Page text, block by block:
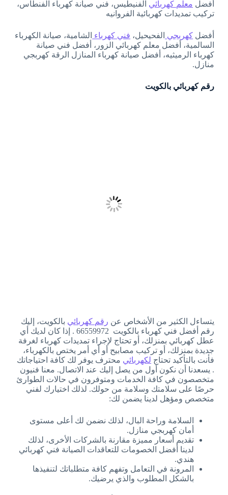
أفضل معلم كهربائي الفنيطيس، فني صيانة كهرباء الفنطاس،
تركيب تمديدات كهربائية الفروانيه
أفضل كهربجي الفحيحيل، فني كهرباء الشامية، صيانة الكهرباء
السالمية، أفضل معلم كهربائي الزور، أفضل فني صيانة
كهرباء الرميثيه، أفضل صيانة كهرباء المنازل الرقة كهربجي
منازل.
رقم كهربائي بالكويت
يتساءل الكثير من الأشخاص عن رقم كهربائي بالكويت، إليك
رقم أفضل فني كهرباء بالكويت 66559972 . إذا كان لديك أي
عطل كهربائي بمنزلك، أو تحتاج لإجراء تمديدات كهرباء لغرفة
جديدة بمنزلك، أو تركيب مصابيح أو أي أمر يختص بالكهرباء،
فأنت بالتأكيد تحتاج لكهربائي محترف يوفر لك كافة احتياجاتك
. يسعدنا أن نكون أول من يصل إليك عند الاتصال. معنا فنيون
متخصصون في كافة الخدمات ومتوفرون في حالات الطوارئ
حرصًا على سلامتك وسلامة من حولك. لذلك اختيارك لفني
متخصص ومؤهل لدينا يضمن لك:
السلامة وراحة البال، لذلك نضمن لك أعلى مستوى
أمان كهربجي منازل.
تقديم أسعار مميزة مقارنة بالشركات الأخرى، لذلك
لدينا أفضل الخصومات للتعاقدات الصيانة فني كهربائي
هندي.
المرونة في التعامل وتفهم كافة متطلباتك لتنفيذها
بالشكل المطلوب والذي يرضيك.